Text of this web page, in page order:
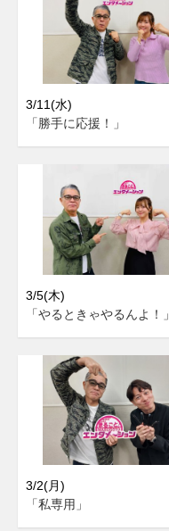
3/11(水)
「勝手に応援！」
3/5(木)
「やるときゃやるんよ！」
3/2(月)
「私専用」